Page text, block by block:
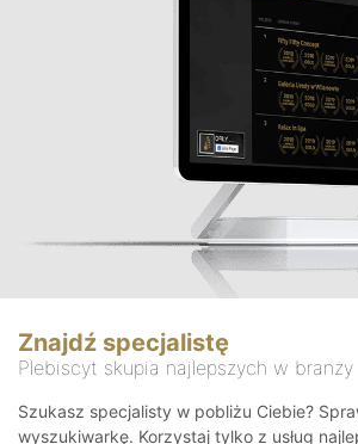
Znajdź specjalistę
Plebiscyt skupia najlepszych w branży
Szukasz specjalisty w pobliżu Ciebie?
wyszukiwarkę. Korzystaj tylko z usług